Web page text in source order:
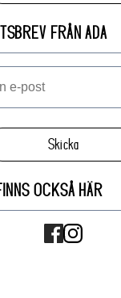
FRÅN ADA
Skicka
OCKSÅ HÄR